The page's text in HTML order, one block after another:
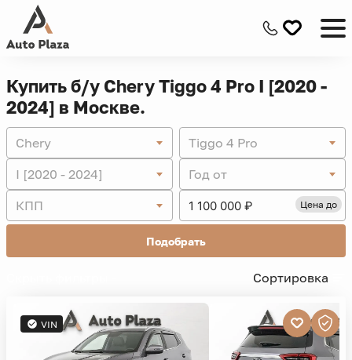
Купить б/у Chery Tiggo 4 Pro I [2020 -
2024] в Москве.
Chery
Tiggo 4 Pro
I [2020 - 2024]
Год от
КПП
Цена до
Подобрать
Сортировка
VIN